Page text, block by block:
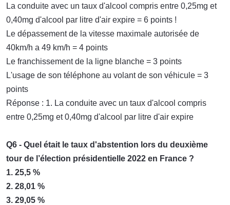
La conduite avec un taux d'alcool compris entre 0,25mg et
0,40mg d'alcool par litre d'air expire = 6 points !
Le dépassement de la vitesse maximale autorisée de
40km/h a 49 km/h = 4 points
Le franchissement de la ligne blanche = 3 points
L'usage de son téléphone au volant de son véhicule = 3
points
Réponse : 1. La conduite avec un taux d'alcool compris
entre 0,25mg et 0,40mg d'alcool par litre d'air expire
Q6 - Quel était le taux d'abstention lors du deuxième
tour de l’élection présidentielle 2022 en France ?
1. 25,5 %
2. 28,01 %
3. 29,05 %